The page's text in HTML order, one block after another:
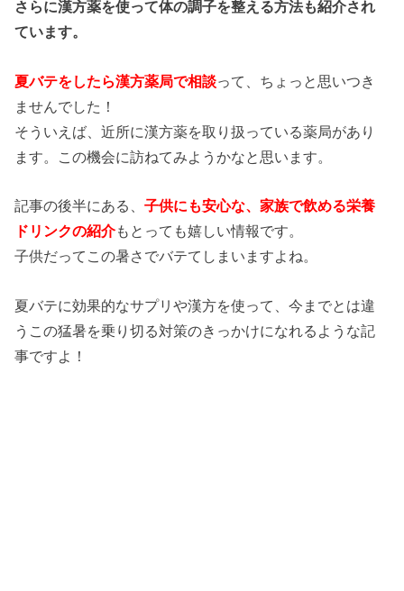
さらに漢方薬を使って体の調子を整える方法も紹介され
ています。
夏バテをしたら漢方薬局で相談って、ちょっと思いつき
ませんでした！
そういえば、近所に漢方薬を取り扱っている薬局があり
ます。この機会に訪ねてみようかなと思います。
記事の後半にある、子供にも安心な、家族で飲める栄養
ドリンクの紹介もとっても嬉しい情報です。
子供だってこの暑さでバテてしまいますよね。
夏バテに効果的なサプリや漢方を使って、今までとは違
うこの猛暑を乗り切る対策のきっかけになれるような記
事ですよ！